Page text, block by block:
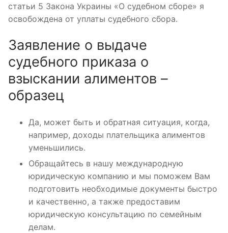
статьи 5 Закона Украины «О судебном сборе» я
освобождена от уплаты судебного сбора.
Заявление о выдаче
судебного приказа о
взыскании алиментов –
образец
Да, может быть и обратная ситуация, когда,
например, доходы плательщика алиментов
уменьшились.
Обращайтесь в нашу международную
юридическую компанию и мы поможем Вам
подготовить необходимые документы быстро
и качественно, а также предоставим
юридическую консультацию по семейным
делам.